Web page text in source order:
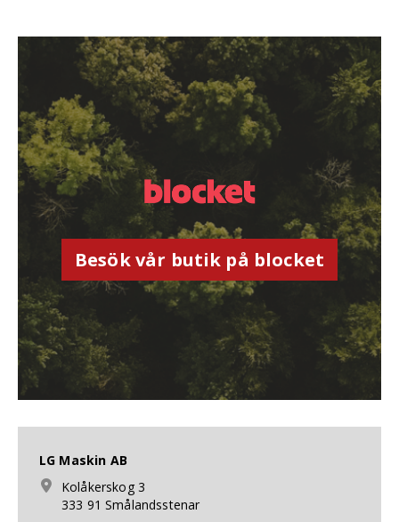
Besök vår butik på blocket
LG Maskin AB
Kolåkerskog 3
333 91 Smålandsstenar